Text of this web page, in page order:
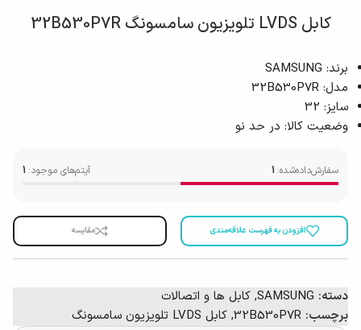
کابل LVDS تلویزیون سامسونگ 32B530P7R
برند: SAMSUNG
مدل: 32B530P7R
سایز: 32
وضعیت کالا: در حد نو
سفارش‌داده‌شده: 1 آیتم‌های موجود: 1
افزودن به فهرست علاقه‌مندی مقایسه
دسته: SAMSUNG
, کابل ها و اتصالات
برچسب: 32B530P7R
, کابل LVDS تلویزیون سامسونگ